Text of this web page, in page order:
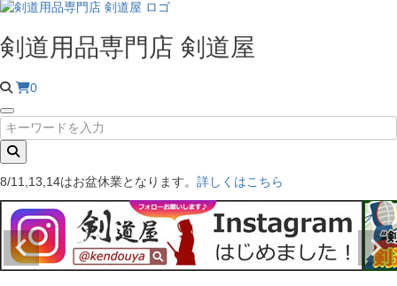
剣道用品専門店 剣道屋
0
8/11,13,14はお盆休業となります。 詳しくはこちら